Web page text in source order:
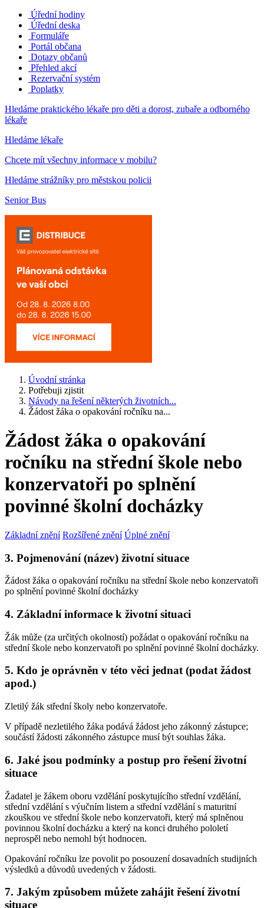
Úřední hodiny
Úřední deska
Formuláře
Portál občana
Dotazy občanů
Přehled akcí
Rezervační systém
Poplatky
Hledáme praktického lékaře pro děti a dorost, zubaře a odborného
lékaře
Hledáme lékaře
Chcete mít všechny informace v mobilu?
Hledáme strážníky pro městskou policii
Senior Bus
Úvodní stránka
Potřebuji zjistit
Návody na řešení některých životních...
Žádost žáka o opakování ročníku na...
Žádost žáka o opakování
ročníku na střední škole nebo
konzervatoři po splnění
povinné školní docházky
Základní znění Rozšířené znění Úplné znění
3. Pojmenování (název) životní situace
Žádost žáka o opakování ročníku na střední škole nebo konzervatoři
po splnění povinné školní docházky
4. Základní informace k životní situaci
Žák může (za určitých okolností) požádat o opakování ročníku na
střední škole nebo konzervatoři po splnění povinné školní docházky.
5. Kdo je oprávněn v této věci jednat (podat žádost
apod.)
Zletilý žák střední školy nebo konzervatoře.
V případě nezletilého žáka podává žádost jeho zákonný zástupce;
součástí žádosti zákonného zástupce musí být souhlas žáka.
6. Jaké jsou podmínky a postup pro řešení životní
situace
Žadatel je žákem oboru vzdělání poskytujícího střední vzdělání,
střední vzdělání s výučním listem a střední vzdělání s maturitní
zkouškou ve střední škole nebo konzervatoři, který má splněnou
povinnou školní docházku a který na konci druhého pololetí
neprospěl nebo nemohl být hodnocen.
Opakování ročníku lze povolit po posouzení dosavadních studijních
výsledků a důvodů uvedených v žádosti.
7. Jakým způsobem můžete zahájit řešení životní
situace